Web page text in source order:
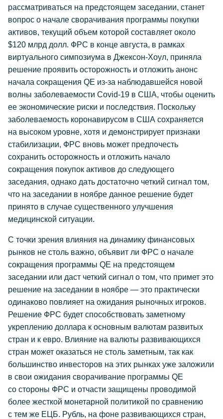
рассматриваться на предстоящем заседании, станет
вопрос о начале сворачивания программы покупки
активов, текущий объем которой составляет около
$120 млрд долл. ФРС в конце августа, в рамках
виртуального симпозиума в Джексон-Хоул, приняла
решение проявить осторожность и отложить анонс
начала сокращения QE из-за наблюдавшейся новой
волны заболеваемости Covid-19 в США, чтобы оценить
ее экономические риски и последствия. Поскольку
заболеваемость коронавирусом в США сохраняется
на высоком уровне, хотя и демонстрирует признаки
стабилизации, ФРС вновь может предпочесть
сохранить осторожность и отложить начало
сокращения покупок активов до следующего
заседания, однако дать достаточно четкий сигнал том,
что на заседании в ноябре данное решение будет
принято в случае существенного улучшения
медицинской ситуации.
С точки зрения влияния на динамику финансовых
рынков не столь важно, объявит ли ФРС о начале
сокращения программы QE на предстоящем
заседании или даст четкий сигнал о том, что примет это
решение на заседании в ноябре — это практически
одинаково повлияет на ожидания рыночных игроков.
Решение ФРС будет способствовать заметному
укреплению доллара к основным валютам развитых
стран и к евро. Влияние на валюты развивающихся
стран может оказаться не столь заметным, так как
большинство инвесторов на этих рынках уже заложили
в свои ожидания сворачивание программы QE
со стороны ФРС и отчасти защищены проводимой
более жесткой монетарной политикой по сравнению
с тем же ЕЦБ. Рубль, на фоне развивающихся стран,